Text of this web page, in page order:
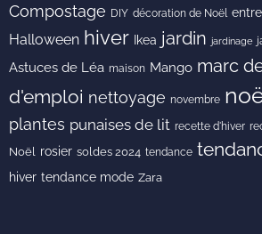
Compostage DIY décoration de Noël
Halloween hiver Ikea jardin jardinage
Astuces de Léa maison Mango marc
d'emploi nettoyage novembre
plantes punaises de lit recette d'hiver
Noël
rosier soldes 2024 tendance
hiver tendance mode Zara